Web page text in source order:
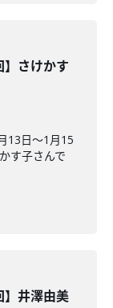
】さけかす
13日〜1月15
す子さんで
】井澤由美